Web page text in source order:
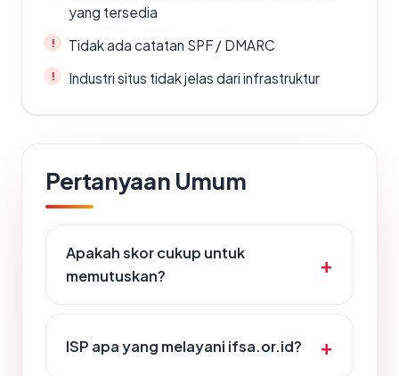
yang tersedia
Tidak ada catatan SPF / DMARC
Industri situs tidak jelas dari infrastruktur
Pertanyaan Umum
Apakah skor cukup untuk
memutuskan?
ISP apa yang melayani ifsa.or.id?